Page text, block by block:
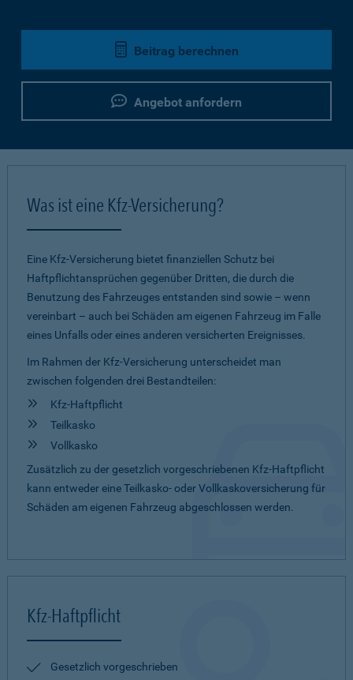
Beitrag berechnen
Angebot anfordern
Was ist eine Kfz-Versicherung?
Eine Kfz-Versicherung bietet finanziellen Schutz bei
Haftpflichtansprüchen gegenüber Dritten, die durch die
Benutzung des Fahrzeuges entstanden sind sowie – wenn
vereinbart – auch bei Schäden am eigenen Fahrzeug im Falle
eines Unfalls oder eines anderen versicherten Ereignisses.
Im Rahmen der Kfz-Versicherung unterscheidet man
zwischen folgenden drei Bestandteilen:
Kfz-Haftpflicht
Teilkasko
Vollkasko
Zusätzlich zu der gesetzlich vorgeschriebenen Kfz-Haftpflicht
kann entweder eine Teilkasko- oder Vollkaskoversicherung für
Schäden am eigenen Fahrzeug abgeschlossen werden.
Kfz-Haftpflicht
Gesetzlich vorgeschrieben